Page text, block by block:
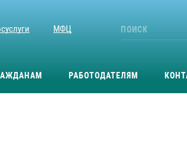
МФЦ
РАБОТОДАТЕЛЯМ